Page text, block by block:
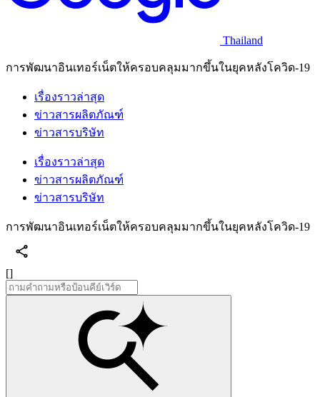
Thailand
การพัฒนาอินเทอร์เน็ตให้ครอบคลุมมากขึ้นในยุคหลังโควิด-19
เรื่องราวล่าสุด
ข่าวสารผลิตภัณฑ์
ข่าวสารบริษัท
เรื่องราวล่าสุด
ข่าวสารผลิตภัณฑ์
ข่าวสารบริษัท
การพัฒนาอินเทอร์เน็ตให้ครอบคลุมมากขึ้นในยุคหลังโควิด-19
[]